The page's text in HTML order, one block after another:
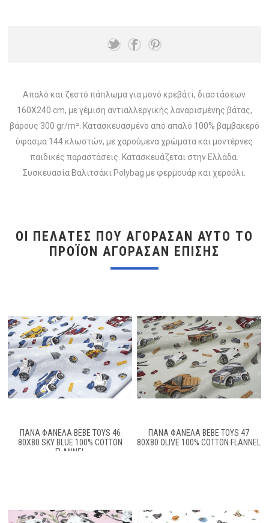
Απαλό και ζεστό πάπλωμα για μονό κρεβάτι, διαστάσεων
160X240 cm, με γέμιση αντιαλλεργικής λαναρισμένης βάτας,
βάρους 300 gr/m². Κατασκευασμένο από απαλό 100% βαμβακερό
ύφασμα 144 κλωστών, με χαρούμενα χρώματα και μοντέρνες
παιδικές παραστάσεις. Κατασκευάζεται στην Ελλάδα.
Συσκευασία Βαλιτσάκι Polybag με φερμουάρ και χερούλι.
ΟΙ ΠΕΛΆΤΕΣ ΠΟΥ ΑΓΌΡΑΣΑΝ ΑΥΤΌ ΤΟ
ΠΡΟΪΌΝ ΑΓΌΡΑΣΑΝ ΕΠΊΣΗΣ
ΠΑΝΑ ΦΑΝΕΛΑ BEBE TOYS 46
80X80 SKY BLUE 100% COTTON
FLANNEL
ΠΆΝΑ ΦΑΝΈΛΑ BEBE TOYS 47
80X80 OLIVE 100% COTTON FLANNEL